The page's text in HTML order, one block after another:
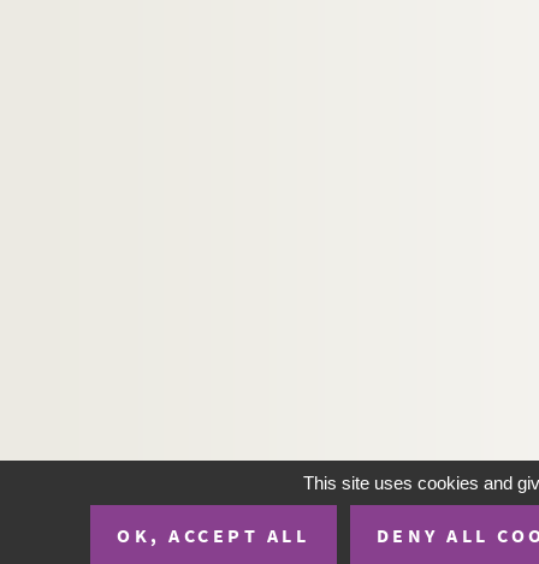
This site uses cookies and
OK, ACCEPT ALL DENY ALL